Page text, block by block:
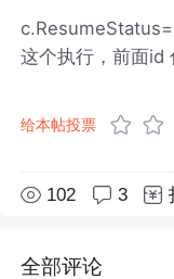
这个执行，前面id
给本帖投票
102 3
全部评论